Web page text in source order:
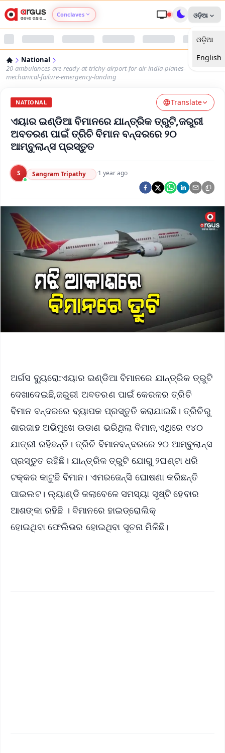
Conclaves
Argus Nari Shakti
Argus Health Connect
Argus Swaad Odisha
Argus Chalo Dekhein Apna Desh
ଓଡ଼ିଆ
ଓଡ଼ିଆ
English
National
20-ambulances-are-ready-at-trichy-airport-for-air-india-planes-
mechanical-failure-emergency-landing
NATIONAL Translate
ଏୟାର ଇଣ୍ଡିଆ ବିମାନରେ ଯାନ୍ତ୍ରିକ ତ୍ରୁଟି,ଜରୁରୀ
ଅବତରଣ ପାଇଁ ତ୍ରିଚି ବିମାନ ବନ୍ଦରରେ ୨୦
ଆମ୍ବୁଲାନ୍ସ ପ୍ରସ୍ତୁତ
S Sangram Tripathy ·1 year ago
ଅର୍ଗସ ବ୍ୟୁରୋ:ଏୟାର ଇଣ୍ଡିଆ ବିମାନରେ ଯାନ୍ତ୍ରିକ ତ୍ରୁଟି
ଦେଖାଦେଇଛି,ଜରୁରୀ ଅବତରଣ ପାଇଁ କେରଳର ତ୍ରିଚି
ବିମାନ ବନ୍ଦରରେ ବ୍ୟାପକ ପ୍ରସ୍ତୁତି କରାଯାଇଛି। ତ୍ରିଚିରୁ
ଶାରଜାହ ଅଭିମୁଖେ ଉଡାଣ ଭରିଥିଲା ବିମାନ,ଏଥିରେ ୧୪୦
ଯାତ୍ରୀ ରହିଛନ୍ତି। ତ୍ରିଚି ବିମାନବନ୍ଦରରେ ୨୦ ଆମ୍ବୁଲାନ୍ସ
ପ୍ରସ୍ତୁତ ରହିଛି। ଯାନ୍ତ୍ରିକ ତ୍ରୁଟି ଯୋଗୁ ୨ଘଣ୍ଟା ଧରି
ଟକ୍କର କାଟୁଛି ବିମାନ। ଏମରଜେନ୍ସି ଘୋଷଣା କରିଛନ୍ତି
ପାଇଲଟ। ଲ୍ୟାଣ୍ଡି କଲାବେଳେ ସମସ୍ୟା ସୃଷ୍ଟି ହେବାର
ଆଶଙ୍କା ରହିଛି । ବିମାନରେ ହାଇଡ୍ରୋଲିକ୍
ହୋଇଥିବା ଫେଲିଭର ହୋଇଥିବା ସୂଚନା ମିଳିଛି।